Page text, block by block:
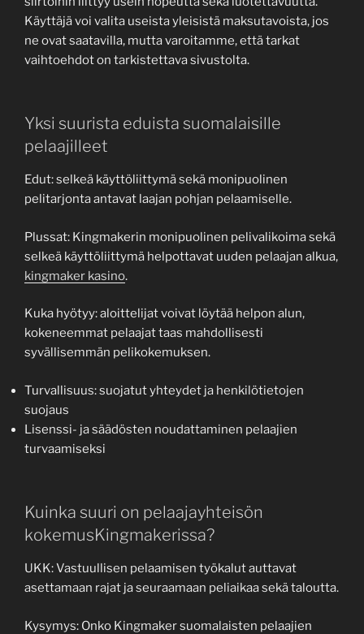
Käyttäjä voi valita useista yleisistä maksutavoista, jos
ne ovat saatavilla, mutta varoitamme, että tarkat
vaihtoehdot on tarkistettava sivustolta.
Yksi suurista eduista suomalaisille
pelaajilleet
Edut: selkeä käyttöliittymä sekä monipuolinen
pelitarjonta antavat laajan pohjan pelaamiselle.
Plussat: Kingmakerin monipuolinen pelivalikoima sekä
selkeä käyttöliittymä helpottavat uuden pelaajan alkua,
kingmaker kasino.
Kuka hyötyy: aloittelijat voivat löytää helpon alun,
kokeneemmat pelaajat taas mahdollisesti
syvällisemmän pelikokemuksen.
Turvallisuus: suojatut yhteydet ja henkilötietojen
suojaus
Lisenssi- ja säädösten noudattaminen pelaajien
turvaamiseksi
Kuinka suuri on pelaajayhteisön
kokemusKingmakerissa?
UKK: Vastuullisen pelaamisen työkalut auttavat
asettamaan rajat ja seuraamaan peliaikaa sekä taloutta.
Kysymys: Onko Kingmaker suomalaisten pelaajien